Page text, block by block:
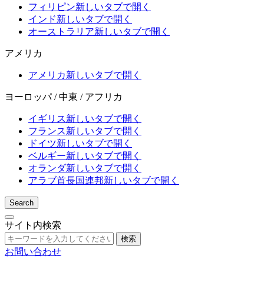
フィリピン新しいタブで開く
インド新しいタブで開く
オーストラリア新しいタブで開く
アメリカ
アメリカ新しいタブで開く
ヨーロッパ / 中東 / アフリカ
イギリス新しいタブで開く
フランス新しいタブで開く
ドイツ新しいタブで開く
ベルギー新しいタブで開く
オランダ新しいタブで開く
アラブ首長国連邦新しいタブで開く
Search
サイト内検索
検索
お問い合わせ